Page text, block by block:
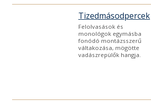
Tizedmásodpercek
Felolvasások és
monológok egymásba
fonódó montázsszerű
váltakozása, mögötte
vadászrepülők hangja.